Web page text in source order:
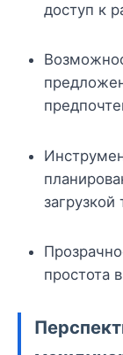
доступ к
загрузкой
простота